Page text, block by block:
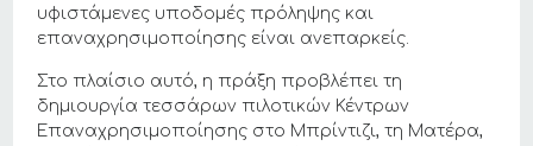
υφιστάμενες υποδομές πρόληψης και
επαναχρησιμοποίησης είναι ανεπαρκείς.
Στο πλαίσιο αυτό, η πράξη προβλέπει τη
δημιουργία τεσσάρων πιλοτικών Κέντρων
Επαναχρησιμοποίησης στο Μπρίντιζι, τη Ματέρα,